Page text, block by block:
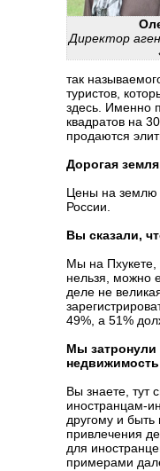
Директор
так
туристов,
здесь. Именно
квадратов на
продаются
Дорогая
Цены на землю
России.
Вы сказали,
Мы на Пхукете,
нельзя, можно
деле не
49%, а 51%
Мы затронули
Вы знаете, тут
иностранцам-
другому и
привлечения
для
примерами